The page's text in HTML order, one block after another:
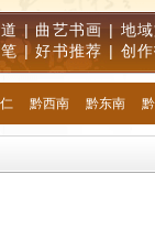
| 曲艺书画 | 地
|好书推荐 | 创
黔西南 黔东南